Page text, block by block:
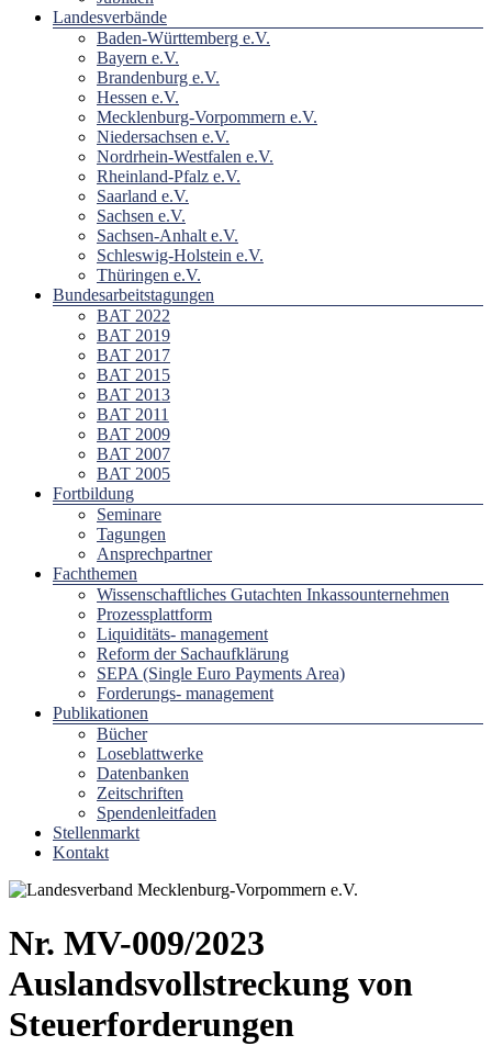
Landesverbände
Baden-Württemberg e.V.
Bayern e.V.
Brandenburg e.V.
Hessen e.V.
Mecklenburg-Vorpommern e.V.
Niedersachsen e.V.
Nordrhein-Westfalen e.V.
Rheinland-Pfalz e.V.
Saarland e.V.
Sachsen e.V.
Sachsen-Anhalt e.V.
Schleswig-Holstein e.V.
Thüringen e.V.
Bundesarbeitstagungen
BAT 2022
BAT 2019
BAT 2017
BAT 2015
BAT 2013
BAT 2011
BAT 2009
BAT 2007
BAT 2005
Fortbildung
Seminare
Tagungen
Ansprechpartner
Fachthemen
Wissenschaftliches Gutachten Inkassounternehmen
Prozessplattform
Liquiditäts- management
Reform der Sachaufklärung
SEPA (Single Euro Payments Area)
Forderungs- management
Publikationen
Bücher
Loseblattwerke
Datenbanken
Zeitschriften
Spendenleitfaden
Stellenmarkt
Kontakt
Nr. MV-009/2023
Auslandsvollstreckung von
Steuerforderungen